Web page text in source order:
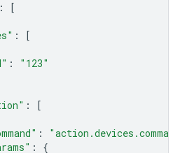
:
[
:
[
:
"123"
:
[
:
:
{